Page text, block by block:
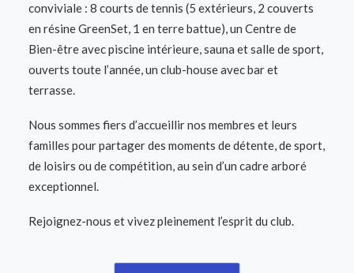
conviviale : 8 courts de tennis (5 extérieurs, 2 couverts
en résine GreenSet, 1 en terre battue), un Centre de
Bien-être avec piscine intérieure, sauna et salle de sport,
ouverts toute l’année, un club-house avec bar et
terrasse.
Nous sommes fiers d’accueillir nos membres et leurs
familles pour partager des moments de détente, de sport,
de loisirs ou de compétition, au sein d’un cadre arboré
exceptionnel.
Rejoignez-nous et vivez pleinement l’esprit du club.